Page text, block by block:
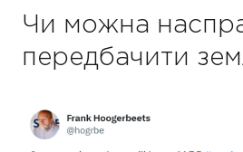
Чи можна
передбачити